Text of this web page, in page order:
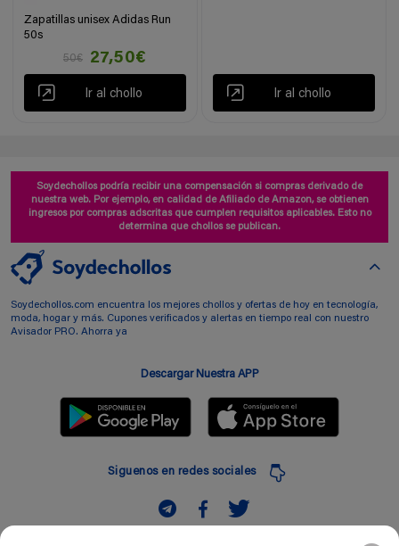
Zapatillas unisex Adidas Run
50s
50€
27,50€
Ir al chollo Ir al chollo
Soydechollos podría recibir una compensación si compras derivado de
nuestra web. Por ejemplo, en calidad de Afiliado de Amazon, se obtienen
ingresos por compras adscritas que cumplen requisitos aplicables. Esto no
determina que chollos se publican.
Soydechollos.com encuentra los mejores chollos y ofertas de hoy en tecnología,
moda, hogar y más. Cupones verificados y alertas en tiempo real con nuestro
Avisador PRO. Ahorra ya
Descargar Nuestra APP
Siguenos en redes sociales